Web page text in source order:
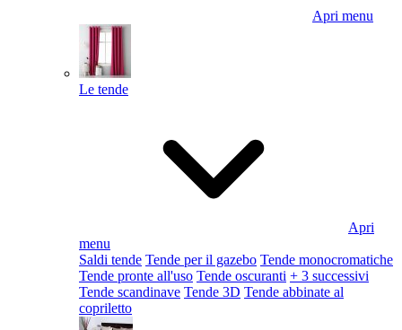
Apri menu
Le tende
Apri
menu
Saldi tende Tende per il gazebo Tende monocromatiche
Tende pronte all'uso Tende oscuranti + 3 successivi
Tende scandinave Tende 3D Tende abbinate al
copriletto